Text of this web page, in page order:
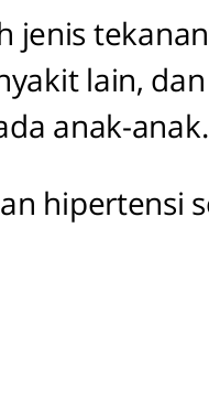
jenis
lain,
anak-anak.
hipertensi